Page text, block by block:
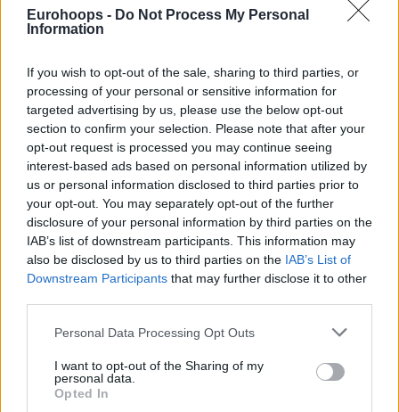
Eurohoops - Do Not Process My Personal
Information
If you wish to opt-out of the sale, sharing to third parties, or
processing of your personal or sensitive information for
targeted advertising by us, please use the below opt-out
section to confirm your selection. Please note that after your
opt-out request is processed you may continue seeing
interest-based ads based on personal information utilized by
us or personal information disclosed to third parties prior to
your opt-out. You may separately opt-out of the further
disclosure of your personal information by third parties on the
IAB’s list of downstream participants. This information may
also be disclosed by us to third parties on the IAB’s List of
Downstream Participants that may further disclose it to other
Please note that this website/app uses one or more Google
not limited to your visit or usage behaviour. You may click to
grant or deny consent to Google and its third-party tags to
use your data for below specified purposes in below Google
Personal Data Processing Opt Outs
I want to opt-out of the Sharing of my
personal data.
Opted In